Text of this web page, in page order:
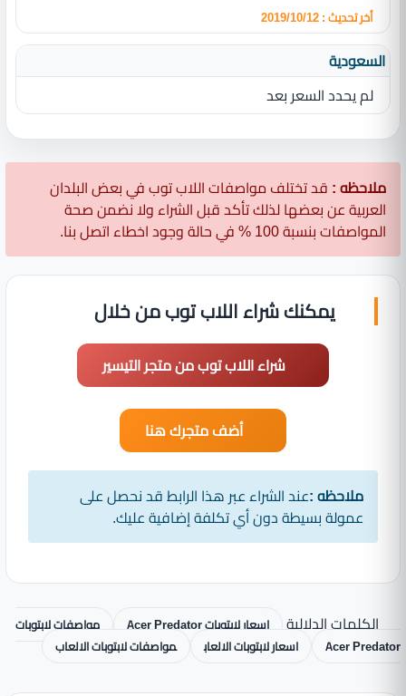
أخر تحديث : 2019/10/12
السعودية
لم يحدد السعر بعد
ملاحظه : قد تختلف مواصفات اللاب توب في بعض البلدان
العربية عن بعضها لذلك تأكد قبل الشراء ولا نضمن صحة
المواصفات بنسبة 100 % في حالة وجود اخطاء اتصل بنا.
يمكنك شراء اللاب توب من خلال
شراء اللاب توب من متجر التيسير
أضف متجرك هنا
ملاحظه :عند الشراء عبر هذا الرابط قد نحصل على
عمولة بسيطة دون أي تكلفة إضافية عليك.
الكلمات الدلالية اسعار لابتوبات Acer Predator
مواصفات لابتوبات
Acer Predator
اسعار لابتوبات الالعاب مواصفات لابتوبات الالعاب